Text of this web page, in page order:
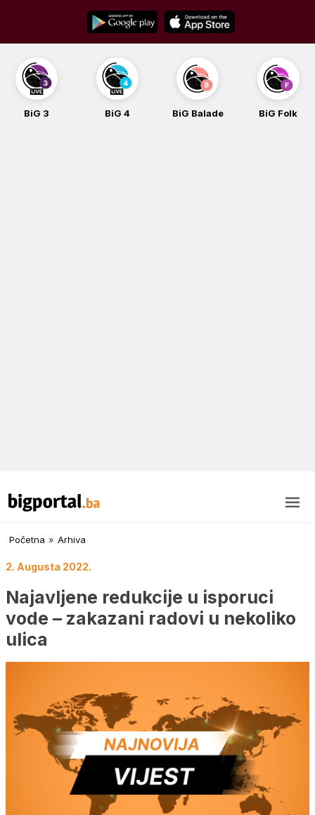
content
BiG 3 BiG 4 BiG Balade BiG Folk
Početna » Arhiva
2. Augusta 2022.
Najavljene redukcije u isporuci
vode – zakazani radovi u nekoliko
ulica